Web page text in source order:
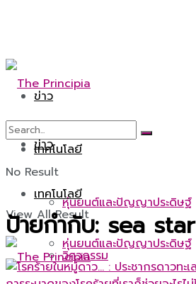
ข่าว
เทคโนโลยี
หุ่นยนต์และปัญญาประดิษฐ์
วิศวกรรม
ข่าว
เทคโนโลยี
หุ่นยนต์และปัญญาประดิษฐ์
No Result
View All Result
ป้ายกำกับ: sea star